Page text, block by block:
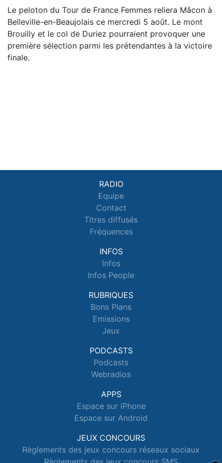
Le peloton du Tour de France Femmes reliera Mâcon à
Belleville-en-Beaujolais ce mercredi 5 août. Le mont
Brouilly et le col de Duriez pourraient provoquer une
première sélection parmi les prétendantes à la victoire
finale.
RADIO
Equipe
Contact
Titres diffusés
Fréquences
INFOS
Infos
Infos People
RUBRIQUES
Bons Plans
Emissions
Jeux
PODCASTS
Podcasts
Webradios
APPS
Espace sur iPhone
Espace sur Android
JEUX CONCOURS
Règlements des jeux concours réseaux sociaux